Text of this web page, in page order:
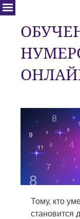
Тому, кто
становится